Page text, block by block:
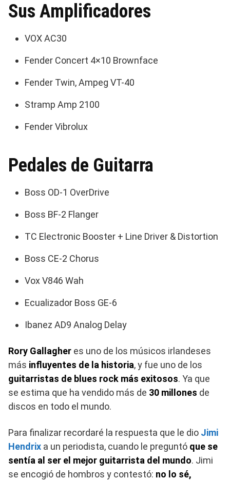
Sus Amplificadores
VOX AC30
Fender Concert 4×10 Brownface
Fender Twin, Ampeg VT-40
Stramp Amp 2100
Fender Vibrolux
Pedales de Guitarra
Boss OD-1 OverDrive
Boss BF-2 Flanger
TC Electronic Booster + Line Driver & Distortion
Boss CE-2 Chorus
Vox V846 Wah
Ecualizador Boss GE-6
Ibanez AD9 Analog Delay
Rory Gallagher es uno de los músicos irlandeses
más influyentes de la historia, y fue uno de los
guitarristas de blues rock más exitosos. Ya que
se estima que ha vendido más de 30 millones de
discos en todo el mundo.
Para finalizar recordaré la respuesta que le dio Jimi
Hendrix a un periodista, cuando le preguntó que se
sentía al ser el mejor guitarrista del mundo. Jimi
se encogió de hombros y contestó: no lo sé,